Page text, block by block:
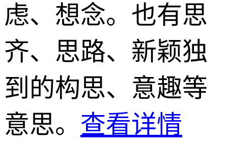
虑、想念。也有思
齐、思路、新颖独
到的构思、意趣等
意思。 查看详情